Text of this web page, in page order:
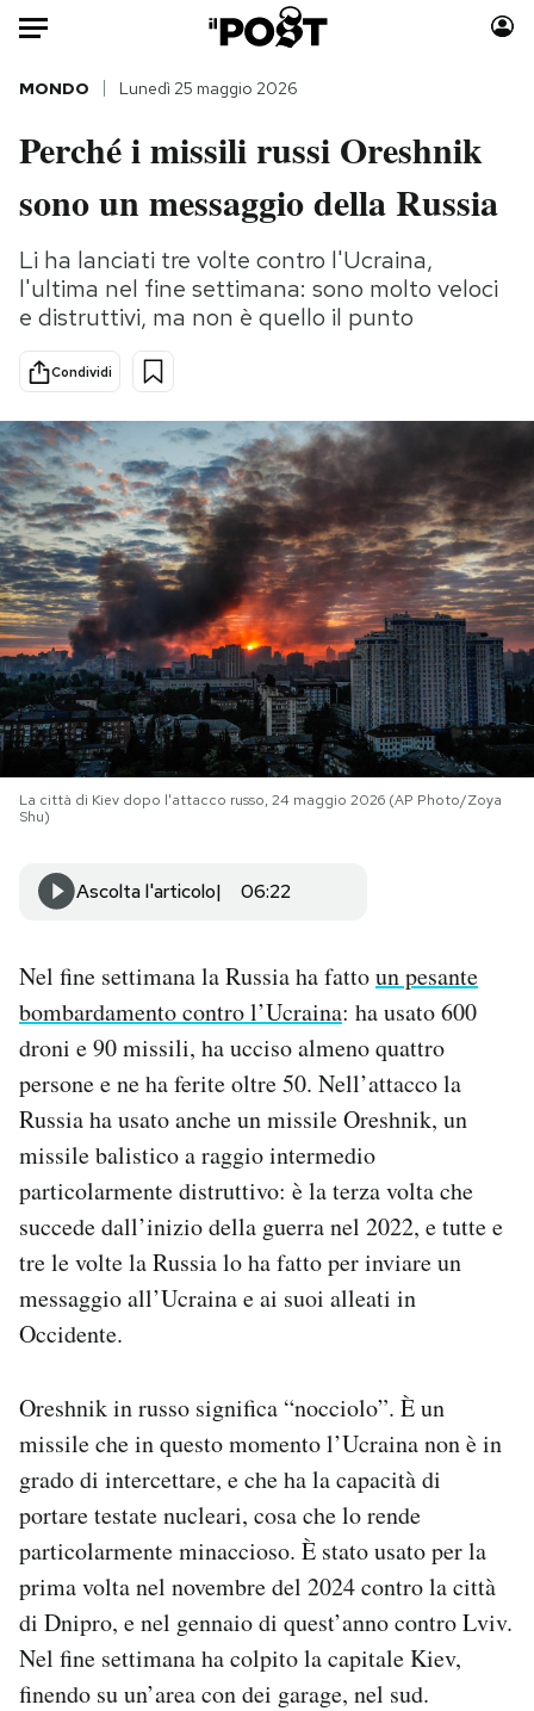
Auto
HOME
Italia
Politica
Tecnologia
Scienza
Economia
Sport
Moda
Consumismi
Storie/Idee
Ok Boomer!
Altrecose
Mondiali calcio 2026
PODCAST
NEWSLETTER
I MIEI PREFERITI
CALENDARIO
AREA PERSONALE
Area Personale
Newsletter
Notifiche mobile
Regala il Post
Hai bisogno di aiuto?
Esci
MONDO Lunedì 25 maggio 2026
Perché i missili russi Oreshnik
sono un messaggio della Russia
Li ha lanciati tre volte contro l'Ucraina,
l'ultima nel fine settimana: sono molto veloci
e distruttivi, ma non è quello il punto
Condividi
La città di Kiev dopo l'attacco russo, 24 maggio 2026 (AP Photo/Zoya
Shu)
Ascolta l'articolo 06:22
Nel fine settimana la Russia ha fattoun pesante
bombardamento contro l’Ucraina: ha usato 600
droni e 90 missili, ha ucciso almeno quattro
persone e ne ha ferite oltre 50. Nell’attacco la
Russia ha usato anche un missile Oreshnik, un
missile balistico a raggio intermedio
particolarmente distruttivo: è la terza volta che
succede dall’inizio della guerra nel 2022, e tutte e
tre le volte la Russia lo ha fatto per inviare un
messaggio all’Ucraina e ai suoi alleati in
Occidente.
Oreshnik in russo significa “nocciolo”. È un
missile che in questo momento l’Ucraina non è in
grado di intercettare, e che ha la capacità di
portare testate nucleari, cosa che lo rende
particolarmente minaccioso. È stato usato per la
prima volta nel novembre del 2024 contro la città
di Dnipro, e nel gennaio di quest’anno contro Lviv.
Nel fine settimana ha colpito la capitale Kiev,
finendo su un’area con dei garage, nel sud.